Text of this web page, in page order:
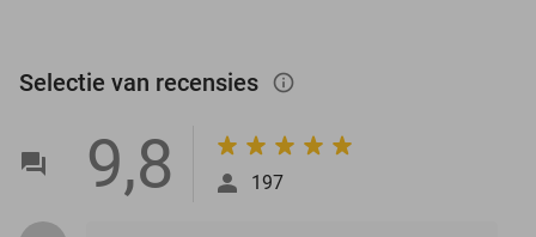
Selectie van recensies info_outlined
9,8 197